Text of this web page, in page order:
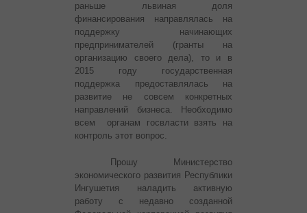
раньше львиная доля
финансирования направлялась на
поддержку начинающих
предпринимателей (гранты на
организацию своего дела), то и в
2015 году государственная
поддержка предоставлялась на
развитие не совсем конкретных
направлений бизнеса. Необходимо
всем органам госвласти взять на
контроль этот вопрос.
Прошу Министерство
экономического развития Республики
Ингушетия наладить активную
работу с недавно созданной